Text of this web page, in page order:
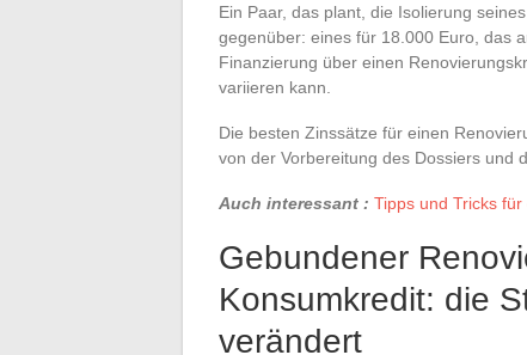
Ein Paar, das plant, die Isolierung
gegenüber: eines für 18.000 Euro, das
Finanzierung über einen
variieren kann.
Die besten Zinssätze für einen
von der Vorbereitung des Dossiers und
Auch interessant : Tipps und Tricks
Gebundener
Konsumkredit: die
verändert